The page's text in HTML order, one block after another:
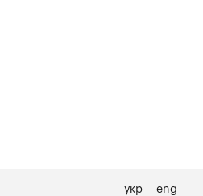
укр eng